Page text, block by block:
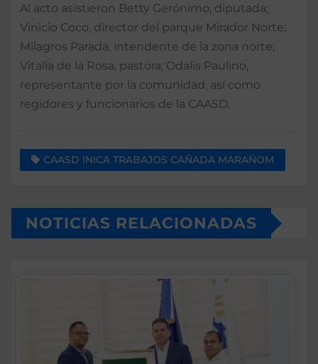
Al acto asistieron Betty Gerónimo, diputada;
Vinicio Coco, director del parque Mirador Norte;
Milagros Parada, intendente de la zona norte;
Vitalia de la Rosa, pastora; Odalis Paulino,
representante por la comunidad, así como
regidores y funcionarios de la CAASD.
CAASD INICA TRABAJOS CAÑADA MARAÑOM
NOTICIAS RELACIONADAS